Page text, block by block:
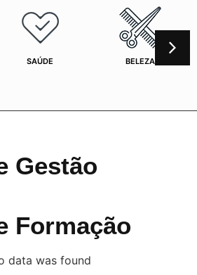
SAÚDE BELEZA
Gestão
Formação
data was found